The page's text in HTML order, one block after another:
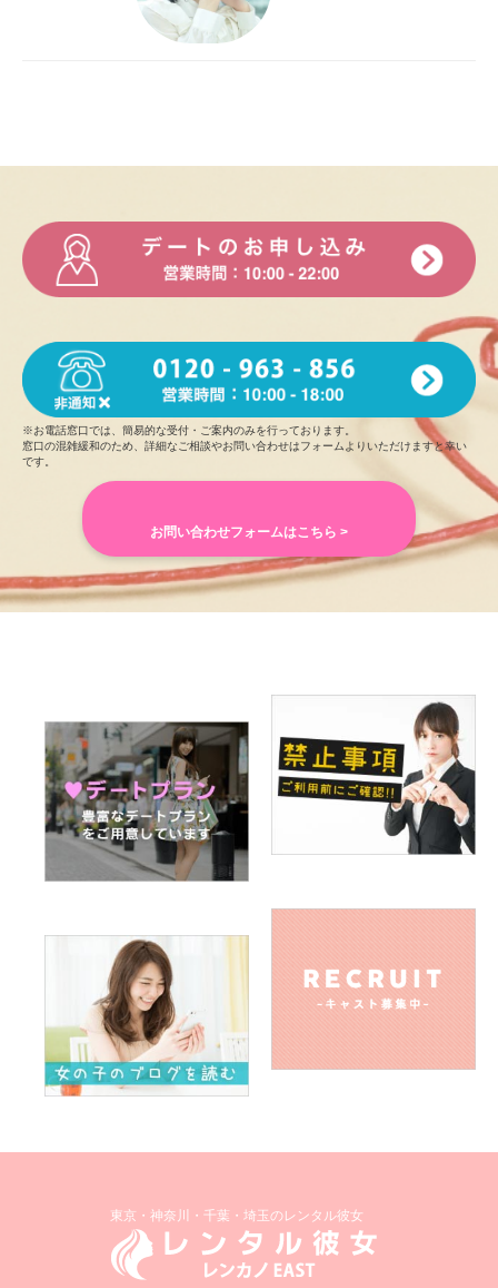
※お電話窓口では、簡易的な受付・ご案内のみを行っております。
窓口の混雑緩和のため、詳細なご相談やお問い合わせはフォームよりいただけますと幸い
です。
お問い合わせフォームはこちら >
東京・神奈川・千葉・埼玉のレンタル彼女